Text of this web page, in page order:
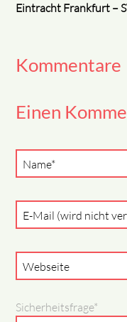
Eintracht Frankfurt –
Kommentare
Einen
Pflichtfeld
Name*
Pflichtfeld
E-Mail (wird nicht
Webseite
Pflichtfeld
Sicherheitsfrage*